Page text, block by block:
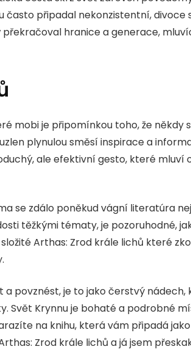
připadal nekonzistentní, divoce
hranice a generace,
mobi je připomínkou toho, že někdy
plynulou směsí inspirace a
ale efektivní gesto, které
se zdálo poněkud vágní literatúra
těžkými tématy, je pozoruhodné,
Arthas: Zrod krále lichů které
povznést, je to jako čerstvý nádech,
Svět Krynnu je bohaté a podrobné
na knihu, která vám připadá
Zrod krále lichů a já jsem